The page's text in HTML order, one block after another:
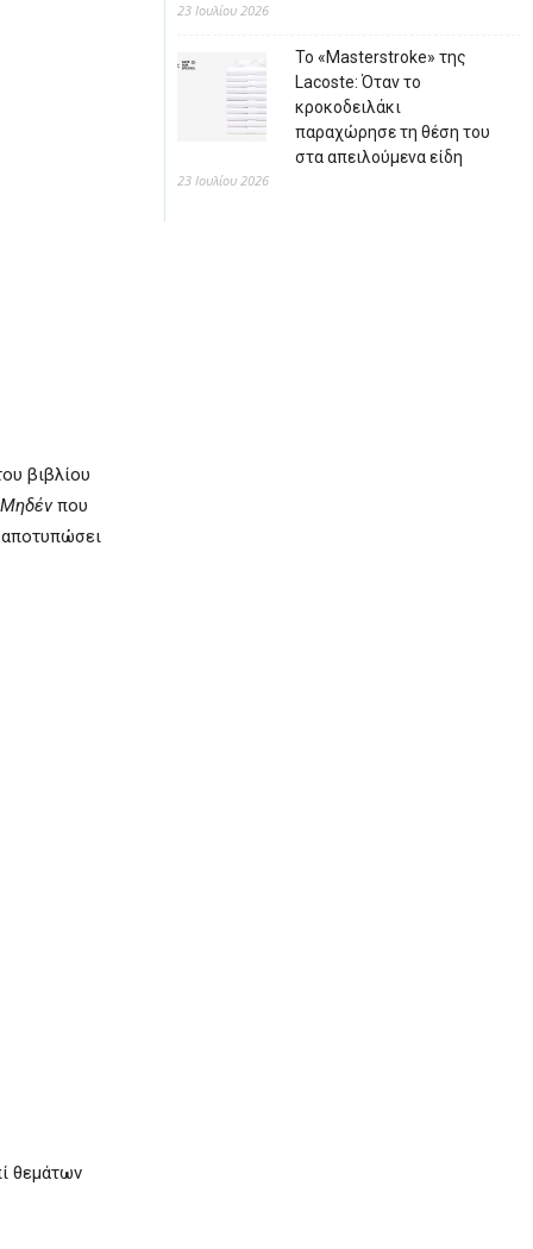
βιβλίου
Μηδένπου
αποτυπώσει
θεμάτων
23 Ιουλίου 2026
Το «Masterstroke» της
Lacoste: Όταν το
κροκοδειλάκι
παραχώρησε τη θέση του
στα απειλούμενα είδη
23 Ιουλίου 2026